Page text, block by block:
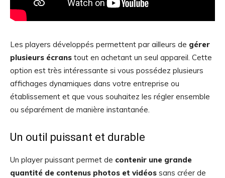
Les players développés permettent par ailleurs de gérer
plusieurs écrans tout en achetant un seul appareil. Cette
option est très intéressante si vous possédez plusieurs
affichages dynamiques dans votre entreprise ou
établissement et que vous souhaitez les régler ensemble
ou séparément de manière instantanée.
Un outil puissant et durable
Un player puissant permet de contenir une grande
quantité de contenus photos et vidéos sans créer de